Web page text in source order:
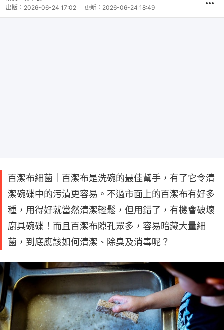
出版： 2026-06-24 17:02 更新： 2026-06-24 18:49
百潔布細菌｜百潔布是洗碗的最佳幫手，有了它令清
潔碗碟中的污漬更容易。不過市面上的百潔布有好多
種，用得好就當然清潔輕鬆，但用錯了，有機會破壞
廚具碗碟！而且百潔布隙孔眾多，容易暗藏大量細
菌，到底應該如何清潔、除臭及消毒呢？